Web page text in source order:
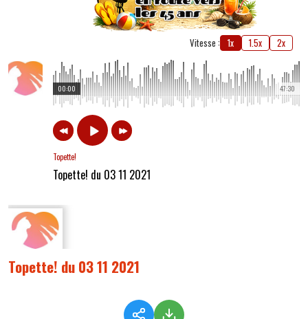
Vitesse : 1x 1.5x 2x
47:30
00:00
Topette!
Topette! du 03 11 2021
Topette! du 03 11 2021